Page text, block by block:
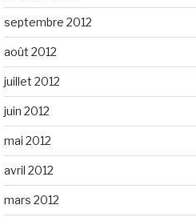
septembre 2012
août 2012
juillet 2012
juin 2012
mai 2012
avril 2012
mars 2012